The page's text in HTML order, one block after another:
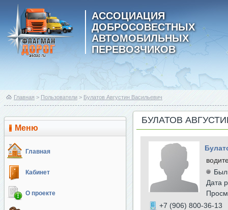
АССОЦИАЦИЯ
ДОБРОСОВЕСТНЫХ
АВТОМОБИЛЬНЫХ
ПЕРЕВОЗЧИКОВ
Главная > Пользователи > Булатов Августин Васильевич
Меню
Главная
Кабинет
О проекте
БУЛАТОВ
Был
Дата
+7 (906) 800-36-13